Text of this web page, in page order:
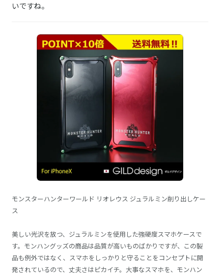
いですね。
モンスターハンターワールド リオレウス ジュラルミン削り出しケー
ス
美しい光沢を放つ、ジュラルミンを使用した強硬度スマホケースで
す。モンハングッズの商品は品質が高いものばかりですが、この製
品も例外ではなく、スマホをしっかりと守ることをコンセプトに開
発されているので、丈夫さはピカイチ。大事なスマホを、モンハン